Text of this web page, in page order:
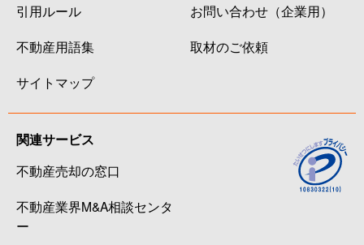
引用ルール
不動産用語集
サイトマップ
お問い合わせ（企業用）
取材のご依頼
関連サービス
不動産売却の窓口
不動産業界M&A相談センタ
ー